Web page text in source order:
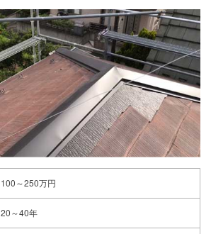
100～250万円
20～40年